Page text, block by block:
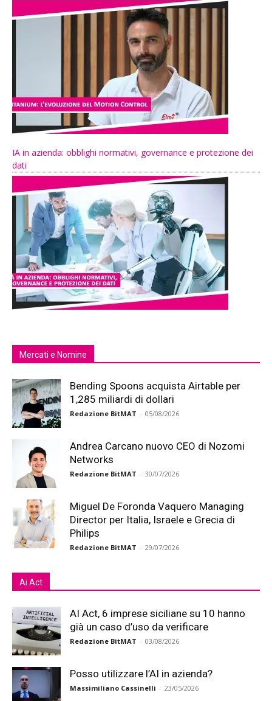
IA in azienda: obblighi normativi, governance e protezione dei
dati
Mercati e Nomine
Bending Spoons acquista Airtable per
1,285 miliardi di dollari
Redazione BitMAT - 05/08/2026
Andrea Carcano nuovo CEO di Nozomi
Networks
Redazione BitMAT - 30/07/2026
Miguel De Foronda Vaquero Managing
Director per Italia, Israele e Grecia di
Philips
Redazione BitMAT - 29/07/2026
Ai Act
AI Act, 6 imprese siciliane su 10 hanno
già un caso d’uso da verificare
Redazione BitMAT - 03/08/2026
Posso utilizzare l’AI in azienda?
Massimiliano Cassinelli - 23/05/2026